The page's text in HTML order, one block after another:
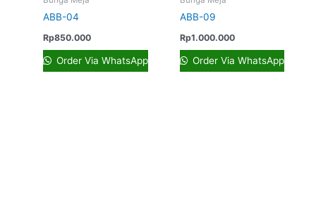
ABB-04
Rp850.000
Order Via WhatsApp
ABB-09
Rp1.000.000
Order Via WhatsApp